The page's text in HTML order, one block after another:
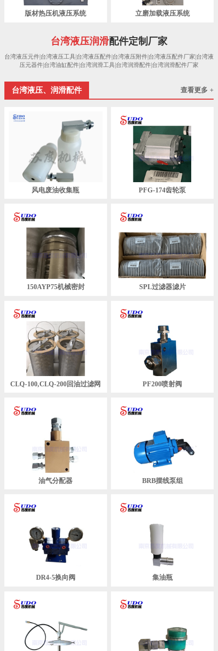
版材热压机液压系统 立磨加载液压系统
台湾液压润滑配件定制厂家
台湾液压元件|台湾液压工具|台湾液压配件|台湾液压附件|台湾液压配件厂家|台湾液
压元器件|台湾油缸配件|台湾润滑工具|台湾润滑配件|台湾润滑配件厂家
查看更多 +
台湾液压、润滑配件
风电废油收集瓶 PFG-174齿轮泵
150AYP75机械密封 SPL过滤器滤片
CLQ-100,CLQ-200回油过滤网 PF200喷射阀
油气分配器 BRB摆线泵组
DR4-5换向阀 集油瓶